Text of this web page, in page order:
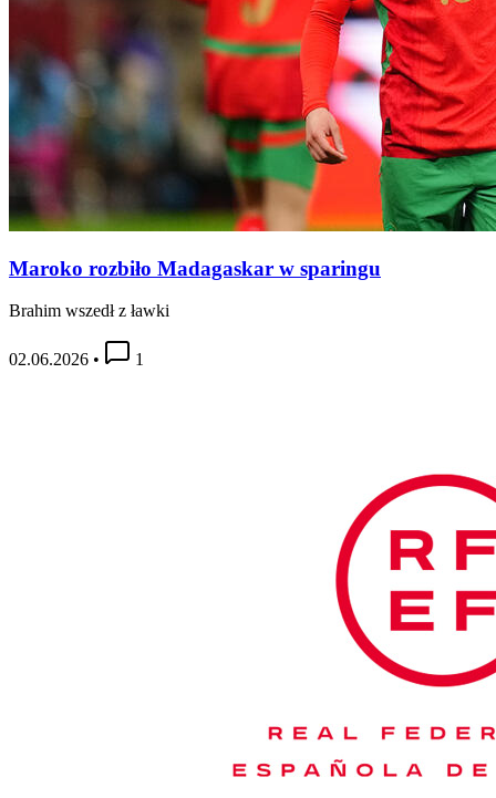
Maroko rozbiło Madagaskar w sparingu
Brahim wszedł z ławki
02.06.2026 • 1